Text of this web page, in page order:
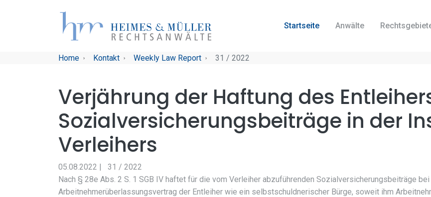
Startseite Anwälte
You are here:
Home Kontakt Weekly Law Report 31 / 2022
Verjährung der Haftung des
Sozialversicherungsbeiträge in der
Verleihers
05.08.2022 |
31 / 2022
Nach § 28e Abs. 2 S. 1 SGB IV haftet für die vom Verleiher abzuführenden Sozialversicherungsbeiträge
Arbeitnehmerüberlassungsvertrag der Entleiher wie ein selbstschuldnerischer Bürge, soweit ihm